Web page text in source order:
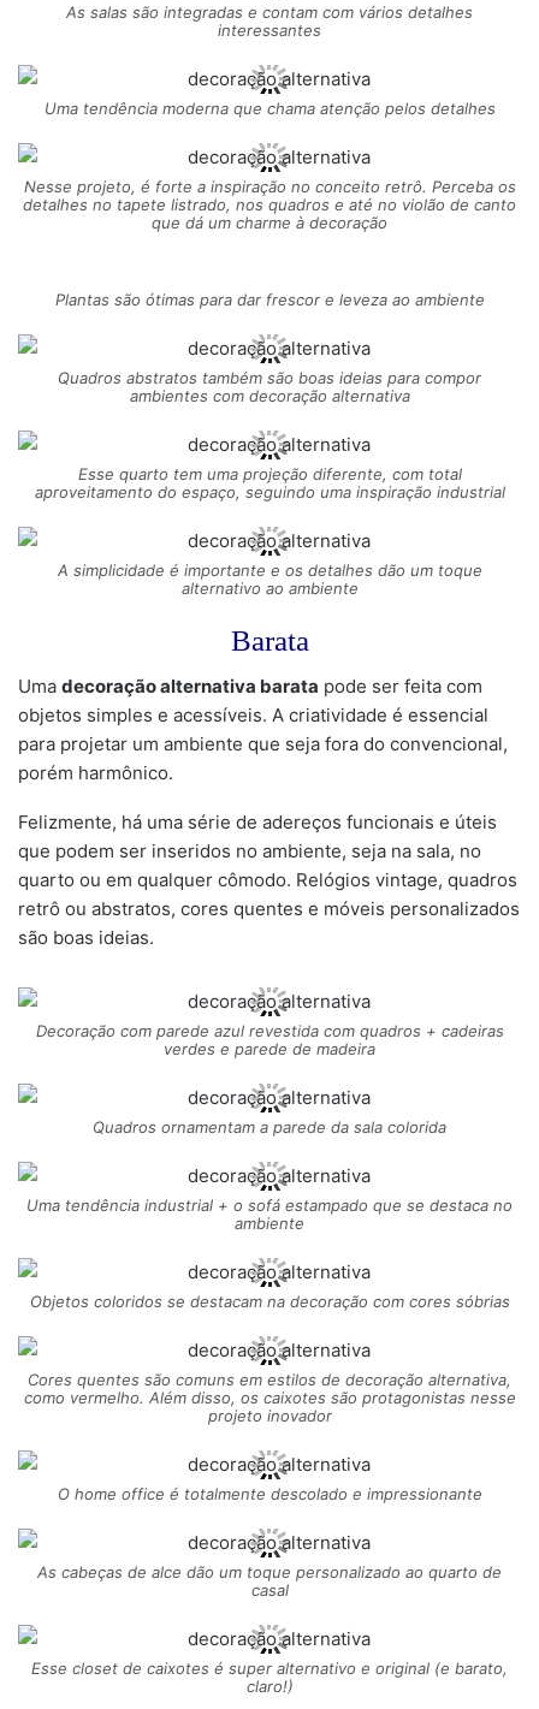
As salas são integradas e contam com vários detalhes
interessantes
Uma tendência moderna que chama atenção pelos detalhes
Nesse projeto, é forte a inspiração no conceito retrô. Perceba os
detalhes no tapete listrado, nos quadros e até no violão de canto
que dá um charme à decoração
Plantas são ótimas para dar frescor e leveza ao ambiente
Quadros abstratos também são boas ideias para compor
ambientes com decoração alternativa
Esse quarto tem uma projeção diferente, com total
aproveitamento do espaço, seguindo uma inspiração industrial
A simplicidade é importante e os detalhes dão um toque
alternativo ao ambiente
Barata
Uma decoração alternativa barata pode ser feita com
objetos simples e acessíveis. A criatividade é essencial
para projetar um ambiente que seja fora do convencional,
porém harmônico.
Felizmente, há uma série de adereços funcionais e úteis
que podem ser inseridos no ambiente, seja na sala, no
quarto ou em qualquer cômodo. Relógios vintage, quadros
retrô ou abstratos, cores quentes e móveis personalizados
são boas ideias.
Decoração com parede azul revestida com quadros + cadeiras
verdes e parede de madeira
Quadros ornamentam a parede da sala colorida
Uma tendência industrial + o sofá estampado que se destaca no
ambiente
Objetos coloridos se destacam na decoração com cores sóbrias
Cores quentes são comuns em estilos de decoração alternativa,
como vermelho. Além disso, os caixotes são protagonistas nesse
projeto inovador
O home office é totalmente descolado e impressionante
As cabeças de alce dão um toque personalizado ao quarto de
casal
Esse closet de caixotes é super alternativo e original (e barato,
claro!)